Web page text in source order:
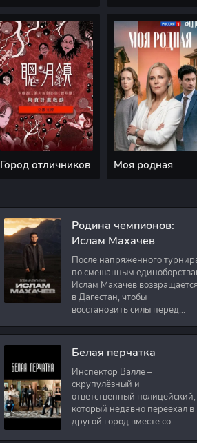
Город отличников Моя родная
Родина чемпионов:
Ислам Махачев
После напряженного
по смешанным
Ислам Махачев возвращается
в Дагестан, чтобы
восстановить силы перед
Вместе с ним приезжают
оператор и интервьюер,
Белая перчатка
Инспектор Валле –
скрупулёзный и
ответственный полицейский,
который недавно переехал в
другой город вместе со